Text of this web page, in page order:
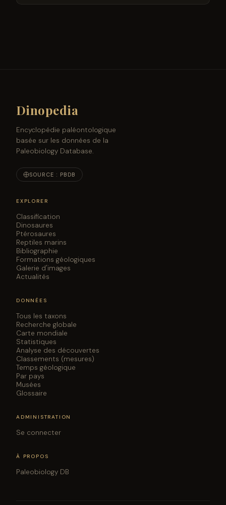
Dinopedia
Encyclopédie paléontologique
basée sur les données de la
Paleobiology Database.
SOURCE : PBDB
EXPLORER
Classification
Dinosaures
Ptérosaures
Reptiles marins
Bibliographie
Formations géologiques
Galerie d'images
Actualités
DONNÉES
Tous les taxons
Recherche globale
Carte mondiale
Statistiques
Analyse des découvertes
Classements (mesures)
Temps géologique
Par pays
Musées
Glossaire
ADMINISTRATION
Se connecter
À PROPOS
Paleobiology DB